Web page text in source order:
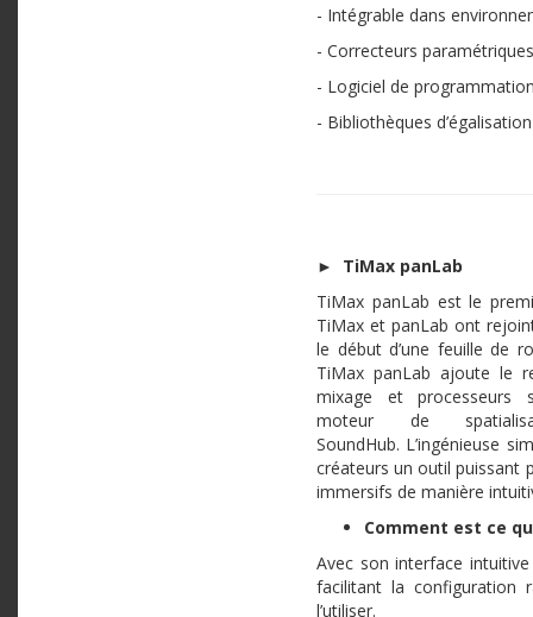
- Intégrable dans
- Correcteurs
- Logiciel de
- Bibliothèques
► TiMax panLab
TiMax panLab est le
TiMax et panLab ont
le début d’une feuille de
TiMax panLab ajoute le
mixage et processeurs
moteur de
SoundHub. L’ingénieuse
créateurs un outil puissant
immersifs de manière
Comment est ce
Avec son interface
facilitant la configuration
l’utiliser.